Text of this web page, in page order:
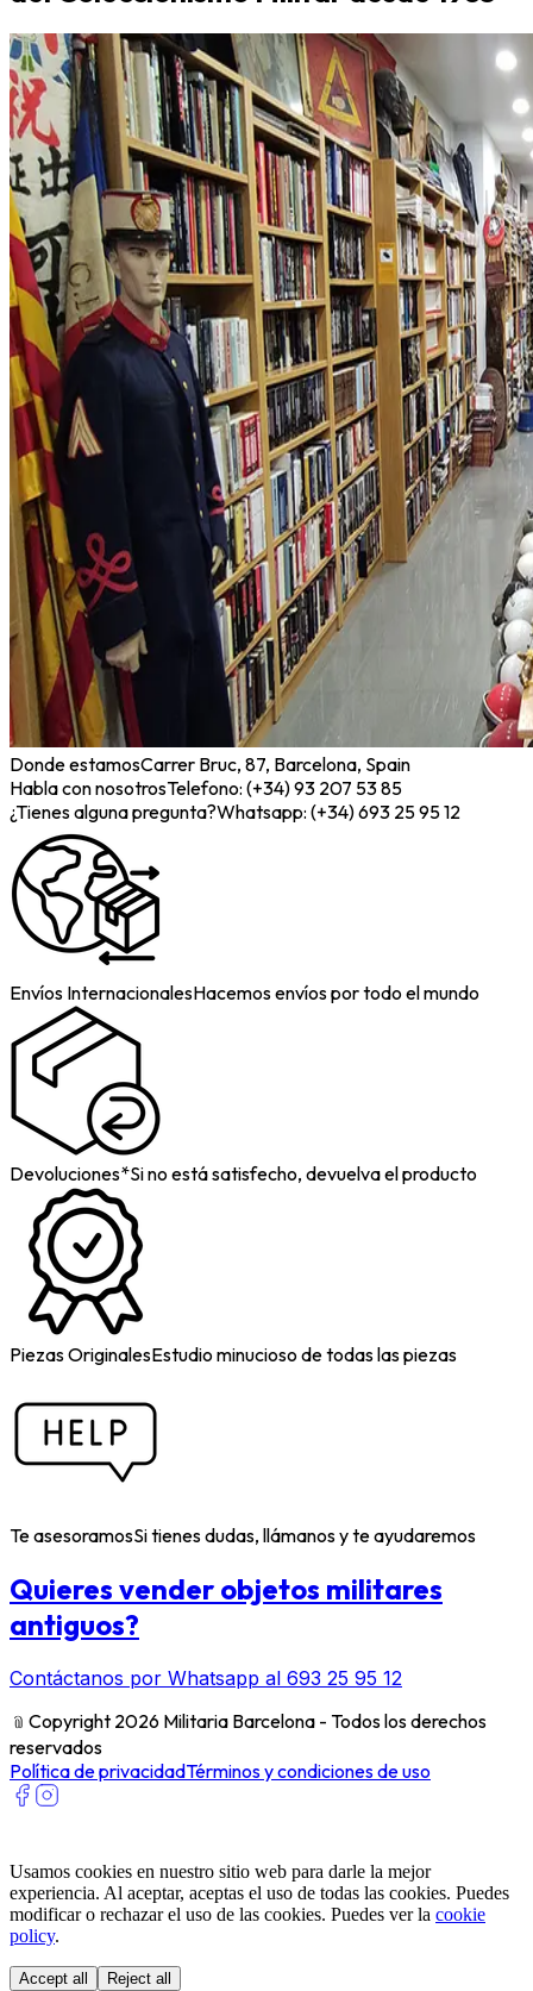
Donde estamosCarrer Bruc, 87, Barcelona, Spain
Habla con nosotrosTelefono: (+34) 93 207 53 85
¿Tienes alguna pregunta?Whatsapp: (+34) 693 25 95 12
Envíos InternacionalesHacemos envíos por todo el mundo
Devoluciones*Si no está satisfecho, devuelva el producto
Piezas OriginalesEstudio minucioso de todas las piezas
Te asesoramosSi tienes dudas, llámanos y te ayudaremos
Quieres vender objetos militares
antiguos?
Contáctanos por Whatsapp al 693 25 95 12
﹫ Copyright 2026 Militaria Barcelona - Todos los derechos
reservados
Política de privacidadTérminos y condiciones de uso
Usamos cookies en nuestro sitio web para darle la mejor
experiencia. Al aceptar, aceptas el uso de todas las cookies. Puedes
modificar o rechazar el uso de las cookies. Puedes ver la cookie
policy.
Accept all Reject all